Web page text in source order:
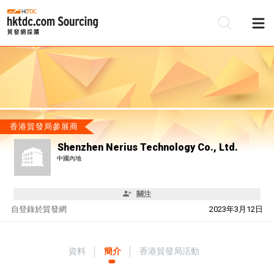
香港貿發局參展商
Shenzhen Nerius Technology Co., Ltd.
中國內地
關注
自 2023年3月12日
登錄於貿發網
資料 簡介 香港貿發局活動